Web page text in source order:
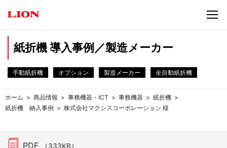
紙折機 導入事例／製造メーカー
手動紙折機 オプション 製造メーカー 全自動紙折機
ホーム 商品情報 事務機器・ICT 事務機器
紙折機
紙折機 納入事例
株式会社マクシスコーポレーション 様
PDF （333KB）